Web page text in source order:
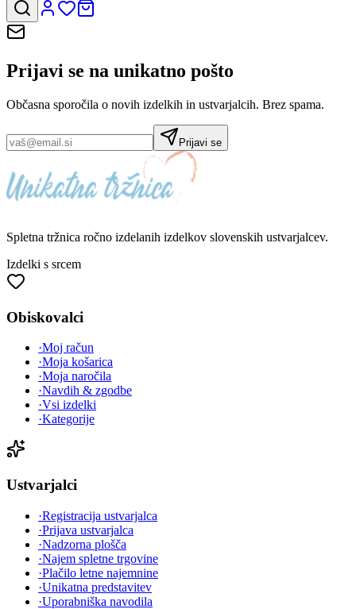
Prijavi se na unikatno pošto
Občasna sporočila o novih izdelkih in ustvarjalcih. Brez spama.
Prijavi se
Spletna tržnica ročno izdelanih izdelkov slovenskih ustvarjalcev.
Izdelki s srcem
Obiskovalci
·Moj račun
·Moja košarica
·Moja naročila
·Navdih & zgodbe
·Vsi izdelki
·Kategorije
Ustvarjalci
·Registracija ustvarjalca
·Prijava ustvarjalca
·Nadzorna plošča
·Najem spletne trgovine
·Plačilo letne najemnine
·Unikatna predstavitev
·Uporabniška navodila